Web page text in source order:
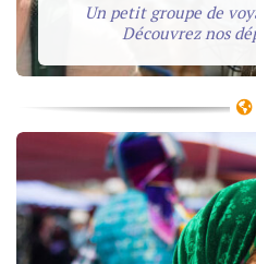
Un petit groupe de
Découvrez nos